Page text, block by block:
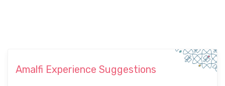
Amalfi Experience Suggestions